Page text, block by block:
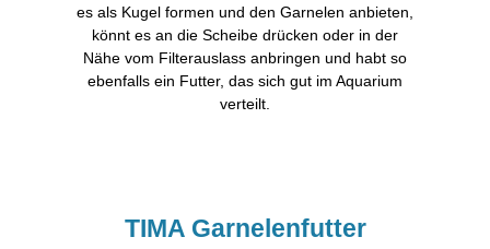
es als Kugel formen und den Garnelen anbieten,
könnt es an die Scheibe drücken oder in der
Nähe vom Filterauslass anbringen und habt so
ebenfalls ein Futter, das sich gut im Aquarium
verteilt.
TIMA Garnelenfutter